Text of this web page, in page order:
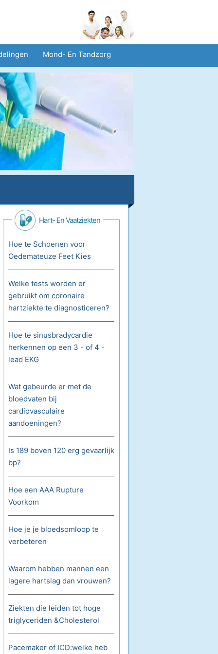
Mond- En Tandzorg
En Veiligheid
Hart- En Vaatziekten
Hoe te Schoenen voor
Oedemateuze Feet Kies
Welke tests worden er
gebruikt om coronaire
hartziekte te diagnosticeren?
Hoe te sinusbradycardie
herkennen op een 3 - of 4 -
lead EKG
Wat gebeurde er met de
bloedvaten bij
cardiovasculaire
aandoeningen?
Is 189 boven 120 erg gevaarlijk
bp?
Hoe een AAA Rupture
Voorkom
Hoe je je bloedsomloop te
verbeteren
Waarom hebben mannen een
lagere hartslag dan vrouwen?
Ziekten die leiden tot hoge
triglyceriden &Cholesterol
Pacemaker of ICD:welke heb